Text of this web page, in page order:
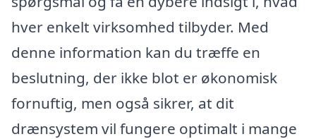
hver enkelt virksomhed tilbyder. Med
denne information kan du træffe en
beslutning, der ikke blot er økonomisk
fornuftig, men også sikrer, at dit
drænsystem vil fungere optimalt i mange